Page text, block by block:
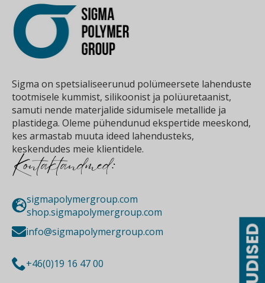
UUDISED
Sigma on spetsialiseerunud polümeersete lahenduste
tootmisele kummist, silikoonist ja polüuretaanist,
samuti nende materjalide sidumisele metallide ja
plastidega. Oleme pühendunud ekspertide meeskond,
kes armastab muuta ideed lahendusteks,
keskendudes meie klientidele.
Kontaktandmed:
sigmapolymergroup.com
shop.sigmapolymergroup.com
info@sigmapolymergroup.com
+46(0)19 16 47 00